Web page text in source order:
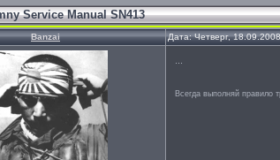
Service Manual SN413
Banzai Дата: Четверг,
Всегда выполняй правило